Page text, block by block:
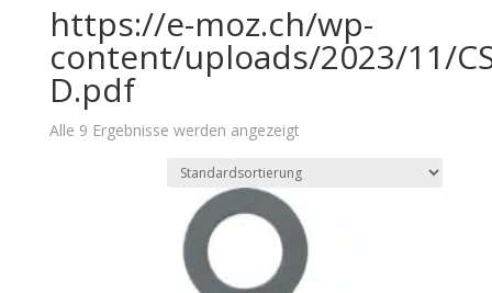
https://e-moz.ch/wp-
content/uploads/2023/11/
D.pdf
Alle 9 Ergebnisse werden angezeigt